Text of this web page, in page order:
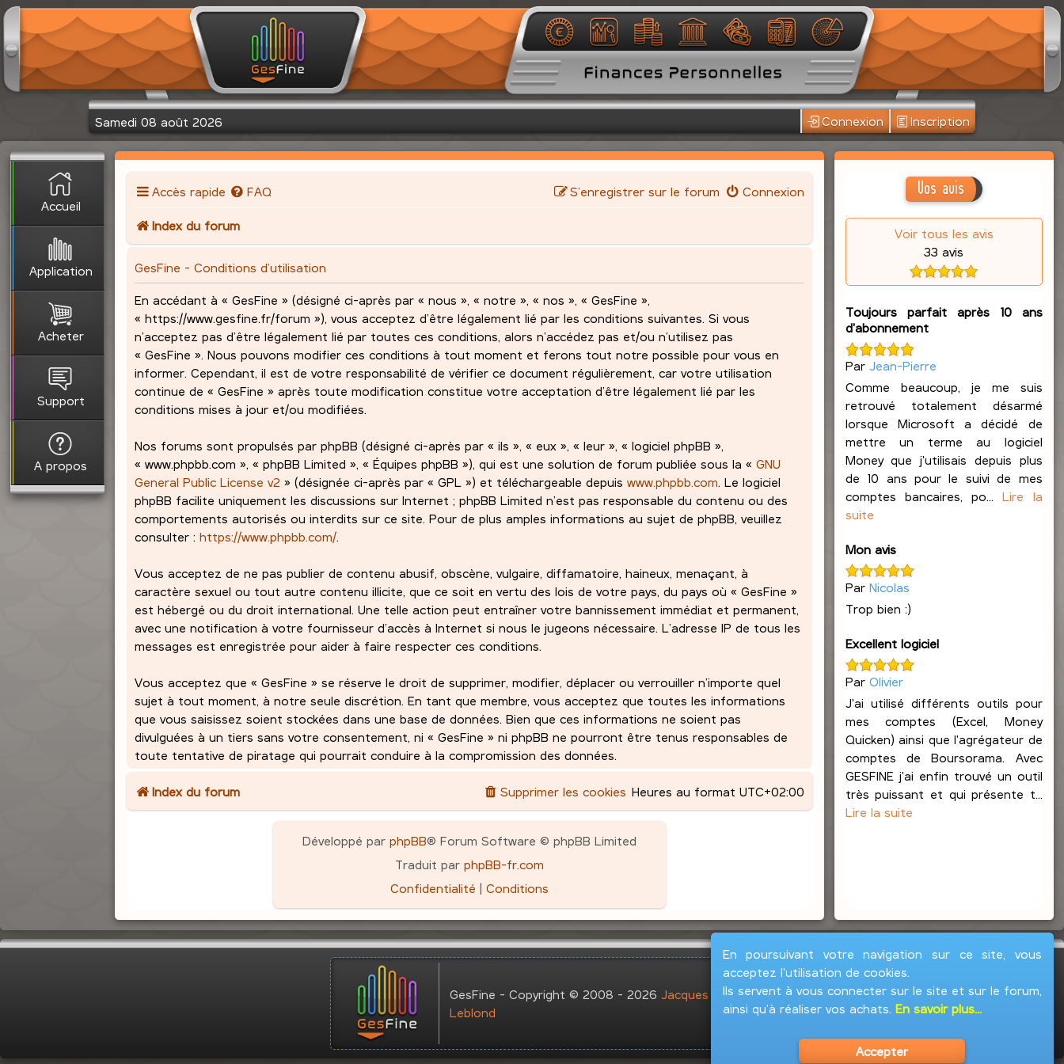
Samedi 08 août 2026 Connexion Inscription
Accueil
Application
Acheter
Support
A propos
Accès rapide FAQ Connexion
S’enregistrer sur le forum
Index du forum
GesFine - Conditions d’utilisation
En accédant à « GesFine » (désigné ci-après par « nous », « notre », « nos », « GesFine »,
« https://www.gesfine.fr/forum »), vous acceptez d’être légalement lié par les conditions suivantes. Si vous
n’acceptez pas d’être légalement lié par toutes ces conditions, alors n’accédez pas et/ou n’utilisez pas
« GesFine ». Nous pouvons modifier ces conditions à tout moment et ferons tout notre possible pour vous en
informer. Cependant, il est de votre responsabilité de vérifier ce document régulièrement, car votre utilisation
continue de « GesFine » après toute modification constitue votre acceptation d’être légalement lié par les
conditions mises à jour et/ou modifiées.
Nos forums sont propulsés par phpBB (désigné ci-après par « ils », « eux », « leur », « logiciel phpBB »,
« www.phpbb.com », « phpBB Limited », « Équipes phpBB »), qui est une solution de forum publiée sous la «GNU
General Public License v2 » (désignée ci-après par « GPL ») et téléchargeable depuiswww.phpbb.com. Le logiciel
phpBB facilite uniquement les discussions sur Internet ; phpBB Limited n’est pas responsable du contenu ou des
comportements autorisés ou interdits sur ce site. Pour de plus amples informations au sujet de phpBB, veuillez
consulter :https://www.phpbb.com/.
Vous acceptez de ne pas publier de contenu abusif, obscène, vulgaire, diffamatoire, haineux, menaçant, à
caractère sexuel ou tout autre contenu illicite, que ce soit en vertu des lois de votre pays, du pays où « GesFine »
est hébergé ou du droit international. Une telle action peut entraîner votre bannissement immédiat et permanent,
avec une notification à votre fournisseur d’accès à Internet si nous le jugeons nécessaire. L’adresse IP de tous les
messages est enregistrée pour aider à faire respecter ces conditions.
Vous acceptez que « GesFine » se réserve le droit de supprimer, modifier, déplacer ou verrouiller n’importe quel
sujet à tout moment, à notre seule discrétion. En tant que membre, vous acceptez que toutes les informations
que vous saisissez soient stockées dans une base de données. Bien que ces informations ne soient pas
divulguées à un tiers sans votre consentement, ni « GesFine » ni phpBB ne pourront être tenus responsables de
toute tentative de piratage qui pourrait conduire à la compromission des données.
Index du forum Heures au format UTC+02:00
Supprimer les cookies
Développé par phpBB® Forum Software © phpBB Limited
Traduit par phpBB-fr.com
Confidentialité | Conditions
Vos avis
Voir tous les avis
33 avis
Toujours parfait après 10 ans
d'abonnement
Par Jean-Pierre
Comme beaucoup, je me suis
retrouvé totalement désarmé
lorsque Microsoft a décidé de
mettre un terme au logiciel
Money que j'utilisais depuis plus
de 10 ans pour le suivi de mes
comptes bancaires, po...Lire la
suite
Mon avis
Par Nicolas
Trop bien :)
Excellent logiciel
Par Olivier
J'ai utilisé différents outils pour
mes comptes (Excel, Money
Quicken) ainsi que l'agrégateur de
comptes de Boursorama. Avec
GESFINE j'ai enfin trouvé un outil
très puissant et qui présente t...
Lire la suite
En poursuivant votre navigation sur ce site, vous
acceptez l'utilisation de cookies.
Ils servent à vous connecter sur le site et sur le forum,
ainsi qu'à réaliser vos achats. En savoir plus...
Accepter
GesFine - Copyright © 2008 - 2026Jacques
Leblond